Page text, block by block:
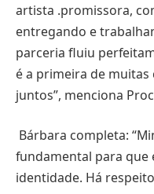
artista .promissora,
entregando e
parceria fluiu
é a primeira de
juntos”, menciona
Bárbara completa:
fundamental para que
identidade. Há